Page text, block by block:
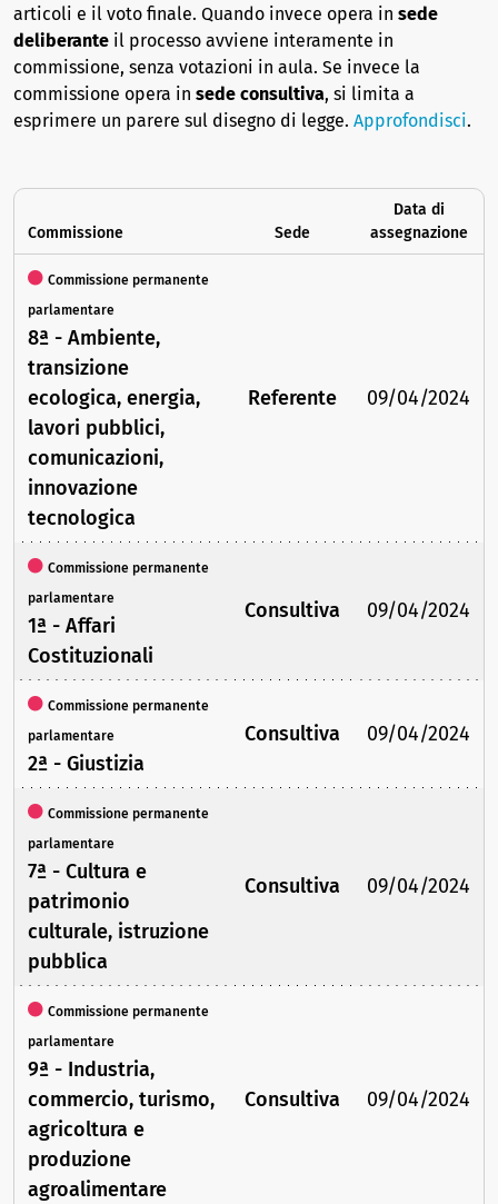
articoli e il voto finale. Quando invece opera in sede
deliberante il processo avviene interamente in
commissione, senza votazioni in aula. Se invece la
commissione opera in sede consultiva, si limita a
esprimere un parere sul disegno di legge. Approfondisci.
Commissione Sede
Data di
assegnazione
Commissione permanente
parlamentare
8ª - Ambiente,
transizione
ecologica, energia,
lavori pubblici,
comunicazioni,
innovazione
tecnologica
Referente 09/04/2024
Commissione permanente
parlamentare
1ª - Affari
Costituzionali
Consultiva 09/04/2024
Commissione permanente
parlamentare
2ª - Giustizia
Consultiva 09/04/2024
Commissione permanente
parlamentare
7ª - Cultura e
patrimonio
culturale, istruzione
pubblica
Consultiva 09/04/2024
Commissione permanente
parlamentare
9ª - Industria,
commercio, turismo,
agricoltura e
produzione
agroalimentare
Consultiva 09/04/2024